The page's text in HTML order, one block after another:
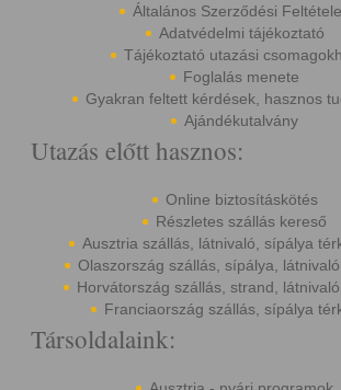
Általános Szerződési
Adatvédelmi tájékoztató
Tájékoztató utazási
Foglalás menete
Gyakran feltett kérdések, hasznos
Ajándékutalvány
Utazás előtt hasznos:
Online biztosításkötés
Részletes szállás kereső
Ausztria szállás, látnivaló, sípálya
Olaszország szállás, sípálya,
Horvátország szállás, strand,
Franciaország szállás, sípálya
Társoldalaink: